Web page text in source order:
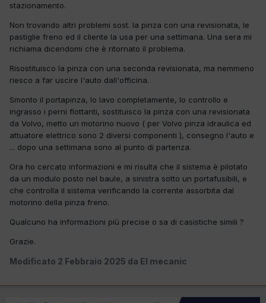
stazionamento.
Non trovando altri problemi sost. la pinza con una revisionata, le
pastiglie freno ed il cliente la usa per una settimana. Una sera mi
richiama dicendomi che è ritornato il problema.
Risostituisco la pinza con una seconda revisionata, ma nemmeno
riesco a far uscire l'auto dall'officina.
Smonto il portapinza, lo lavo completamente, lo controllo e
ingrasso i perni flottanti, sostituisco la pinza con una revisionata
da Volvo, metto un motorino nuovo ( per Volvo pinza idraulica ed
attuatore elettrico sono 2 diversi componenti ), consegno l'auto e
... dopo una settimana sono al punto di partenza.
Ora ho cercato informazioni e mi risulta che il sistema è pilotato
da un modulo posto nel baule, a sinistra sotto un portafusibili, e
che controlla il sistema verificando la corrente assorbita dal
motorino della pinza freno.
Qualcuno ha informazioni più precise o sa di casistiche simili ?
Grazie.
Modificato 2 Febbraio 2025 da El mecanic